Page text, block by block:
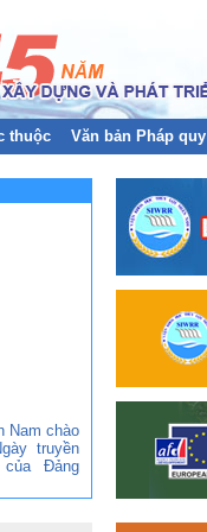
thuộc Văn bản Pháp quy
Nam chào
truyền
của Đảng